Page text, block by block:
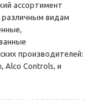
ассортимент
видам
производителей:
Alco Controls, и